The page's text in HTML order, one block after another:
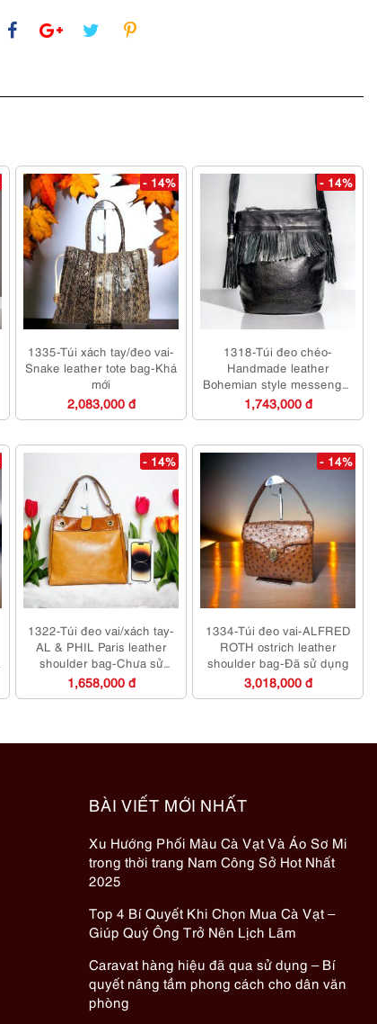
- 14%
1335-Túi xách tay/đeo vai-
Snake leather tote bag-Khá
mới
2,083,000 đ
- 14%
1318-Túi đeo chéo-
Handmade leather
Bohemian style messenger
bag-Đã sử dụng/Khá sạch
1,743,000 đ
- 14%
1322-Túi đeo vai/xách tay-
AL & PHIL Paris leather
shoulder bag-Chưa sử
dụng/Khá sạch
1,658,000 đ
- 14%
1334-Túi đeo vai-ALFRED
ROTH ostrich leather
shoulder bag-Đã sử dụng
3,018,000 đ
BÀI VIẾT MỚI NHẤT
Xu Hướng Phối Màu Cà Vạt Và Áo Sơ Mi
trong thời trang Nam Công Sở Hot Nhất
2025
Top 4 Bí Quyết Khi Chọn Mua Cà Vạt –
Giúp Quý Ông Trở Nên Lịch Lãm
Caravat hàng hiệu đã qua sử dụng – Bí
quyết nâng tầm phong cách cho dân văn
phòng